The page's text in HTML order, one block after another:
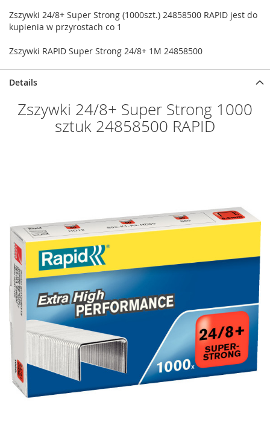
Zszywki 24/8+ Super Strong (1000szt.) 24858500 RAPID jest do
kupienia w przyrostach co 1
Zszywki RAPID Super Strong 24/8+ 1M 24858500
Details
Zszywki 24/8+ Super Strong 1000
sztuk 24858500 RAPID